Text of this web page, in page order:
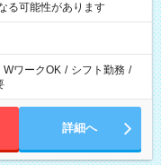
る可能性があります
WワークOK / シフト勤務 /
詳細へ